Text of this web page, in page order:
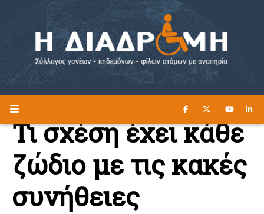
Η ΔΙΑΔΡΟΜΗ ΔΙΑΒΑΣΤΕ ΕΔΩ ►
Τι σχέση έχει κάθε
ζώδιο με τις κακές
συνήθειες